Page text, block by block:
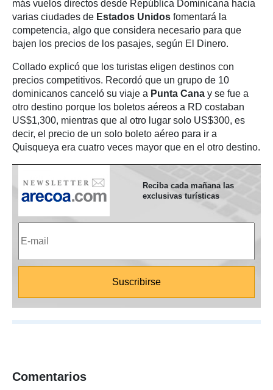
más vuelos directos desde República Dominicana hacia
varias ciudades de Estados Unidos fomentará la
competencia, algo que considera necesario para que
bajen los precios de los pasajes, según El Dinero.
Collado explicó que los turistas eligen destinos con
precios competitivos. Recordó que un grupo de 10
dominicanos canceló su viaje a Punta Cana y se fue a
otro destino porque los boletos aéreos a RD costaban
US$1,300, mientras que al otro lugar solo US$300, es
decir, el precio de un solo boleto aéreo para ir a
Quisqueya era cuatro veces mayor que en el otro destino.
Reciba cada mañana las
exclusivas turísticas
Comentarios